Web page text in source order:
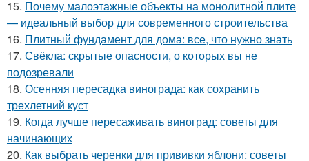
15. Почему малоэтажные объекты на монолитной плите
— идеальный выбор для современного строительства
16. Плитный фундамент для дома: все, что нужно знать
17. Свёкла: скрытые опасности, о которых вы не
подозревали
18. Осенняя пересадка винограда: как сохранить
трехлетний куст
19. Когда лучше пересаживать виноград: советы для
начинающих
20. Как выбрать черенки для прививки яблони: советы